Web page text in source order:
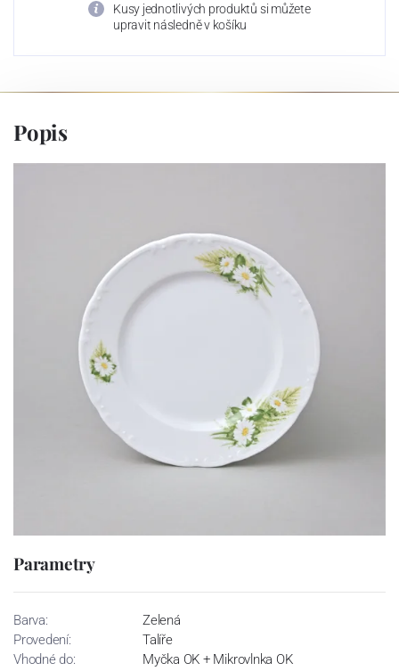
Kusy jednotlivých produktů si můžete
upravit následně v košíku
Popis
Parametry
Barva:
Zelená
Provedení:
Talíře
Vhodné do:
Myčka OK + Mikrovlnka OK